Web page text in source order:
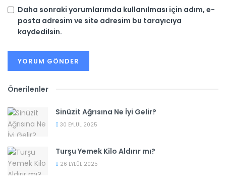
Daha sonraki yorumlarımda kullanılması için adım, e-
posta adresim ve site adresim bu tarayıcıya
kaydedilsin.
Önerilenler
Sinüzit Ağrısına Ne İyi Gelir?
30 EYLÜL 2025
Turşu Yemek Kilo Aldırır mı?
26 EYLÜL 2025